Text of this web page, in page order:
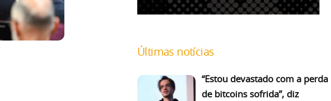
Últimas notícias
“Estou devastado com a perda
de bitcoins sofrida”, diz